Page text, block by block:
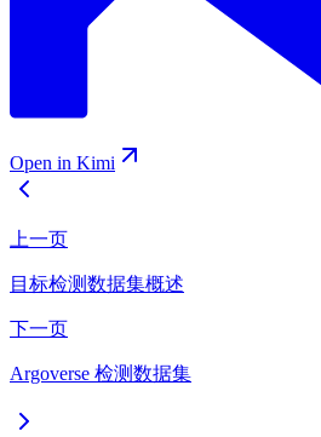
Open in Kimi
上一页
目标检测数据集概述
下一页
Argoverse 检测数据集